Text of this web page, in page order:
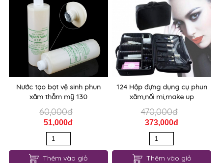
Nước tạo bọt vệ sinh phun
xăm thẫm mỹ 130
60,000đ
51,000đ
Thêm vào giỏ
124 Hộp đựng dụng cụ phun
xăm,nối mi,make up
470,000đ
373,000đ
Thêm vào giỏ